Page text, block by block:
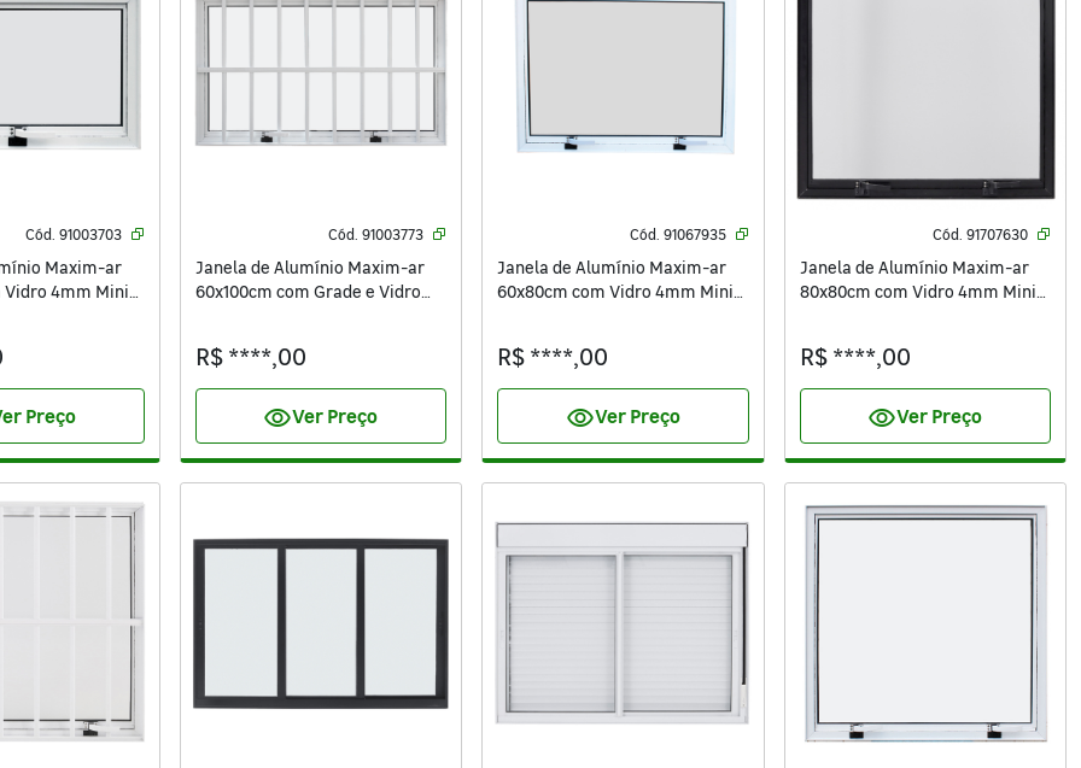
Cód. 91003703
Maxim-ar
Vidro 4mm Mini
Preço
Cód. 91003773
Janela de Alumínio Maxim-ar
60x100cm com Grade e Vidro
R$ ****,00
visibilityVer Preço
Cód. 91067935
Janela de Alumínio Maxim-ar
60x80cm com Vidro 4mm Mini
R$ ****,00
visibilityVer Preço
Cód. 91707630
Janela de Alumínio Maxim-ar
80x80cm com Vidro 4mm Mini
R$ ****,00
visibilityVer Preço